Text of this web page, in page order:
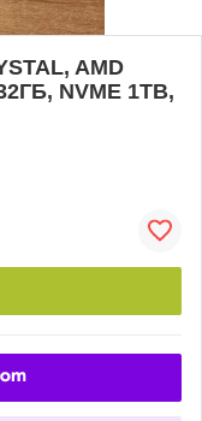
AMD
NVME 1TB,